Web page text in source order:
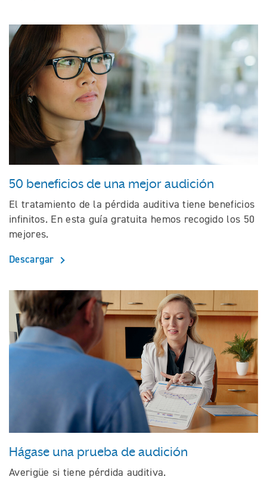
50 beneficios de una mejor audición
El tratamiento de la pérdida auditiva tiene beneficios
infinitos. En esta guía gratuita hemos recogido los 50
mejores.
Descargar
Hágase una prueba de audición
Averigüe si tiene pérdida auditiva.